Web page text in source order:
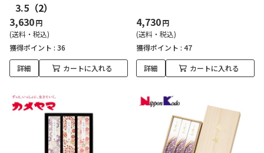
3.5 （2）
3,630円
(送料・税込)
獲得ポイント : 36
詳細 カートに入れる
4,730円
(送料・税込)
獲得ポイント : 47
詳細 カートに入れる